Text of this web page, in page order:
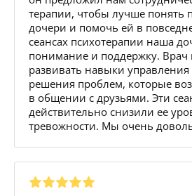
терапии, чтобы лучше
дочери и помочь ей в
сеансах психотерапии наша
понимание и поддержку. Врач
развивать навыки
решения проблем, которые
в общении с друзьями. Эти
действительно снизили ее
тревожности. Мы очень